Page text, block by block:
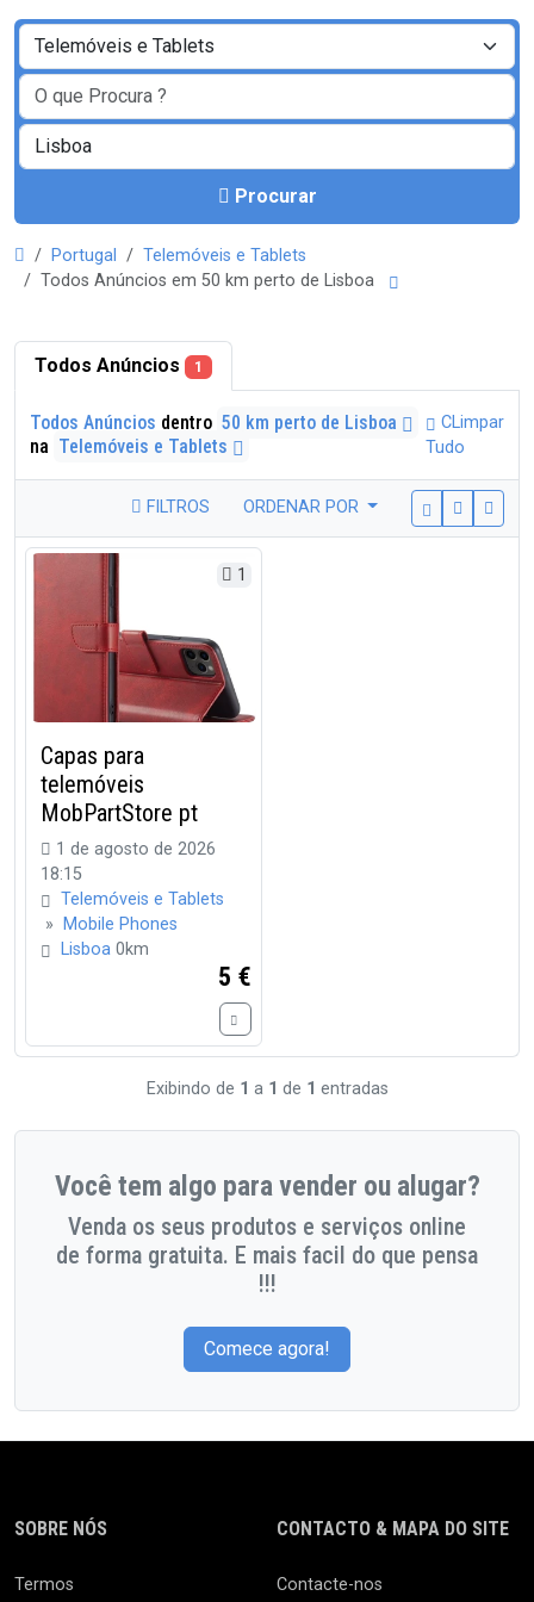
Procurar
Portugal
Telemóveis e Tablets
Todos Anúncios em 50 km perto de Lisboa
Todos Anúncios 1
Todos Anúncios dentro 50 km perto de Lisboa
na Telemóveis e Tablets
CLimpar
Tudo
FILTROS ORDENAR POR
1
Capas para
telemóveis
MobPartStore pt
1 de agosto de 2026
18:15
Telemóveis e Tablets
»
Mobile Phones
Lisboa 0km
5 €
Exibindo de 1 a 1 de 1 entradas
Você tem algo para vender ou alugar?
Venda os seus produtos e serviços online
de forma gratuita. E mais facil do que pensa
!!!
Comece agora!
SOBRE NÓS
Termos
CONTACTO & MAPA DO SITE
Contacte-nos